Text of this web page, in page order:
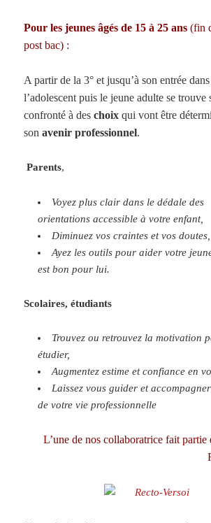
Pour les jeunes âgés de 15 à 25 ans (fin
post bac) :
A partir de la 3° et jusqu’à son entrée
l’adolescent puis le jeune adulte se trouve
confronté à deschoixqui vont être
sonavenir professionnel.
Parents,
Voyez plus clair dans le dédale des
orientations accessible à votre enfant,
Diminuez vos craintes et vos doutes,
Ayez les outils pour aider votre
est bon pour lui.
Scolaires, étudiants
Trouvez ou retrouvez la motivation
étudier,
Augmentez estime et confiance en
Laissez vous guider et
de votre vie professionnelle
L’une de nos collaboratrice fait partie